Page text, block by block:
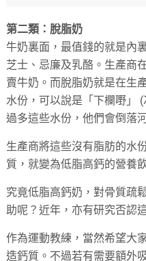
第二類：脫脂奶
牛奶裏面，最值錢的就是內
芝士、忌廉及乳酪。生產商
賣牛奶。而脫脂奶就是在生
水份，可以說是「下欄嘢」
過多這些水份，他們會倒落
生產商將這些沒有脂肪的水
質，就變為低脂高鈣的營養
究竟低脂高鈣奶，對骨質疏
助呢？近年，亦有研究否認
作為運動教練，當然希望大
造鈣質。不過若有需要額外